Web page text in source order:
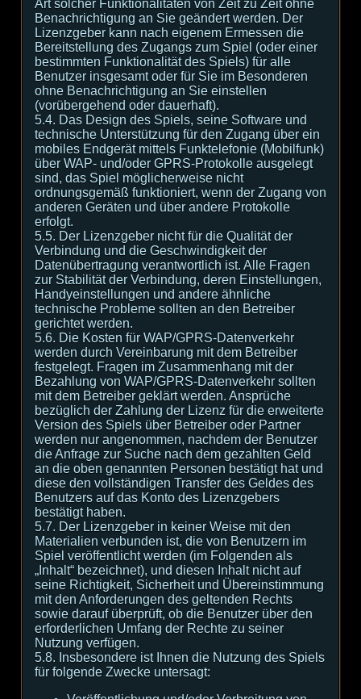
Art solcher Funktionalitäten von Zeit zu Zeit ohne
Benachrichtigung an Sie geändert werden. Der
Lizenzgeber kann nach eigenem Ermessen die
Bereitstellung des Zugangs zum Spiel (oder einer
bestimmten Funktionalität des Spiels) für alle
Benutzer insgesamt oder für Sie im Besonderen
ohne Benachrichtigung an Sie einstellen
(vorübergehend oder dauerhaft).
5.4. Das Design des Spiels, seine Software und
technische Unterstützung für den Zugang über ein
mobiles Endgerät mittels Funktelefonie (Mobilfunk)
über WAP- und/oder GPRS-Protokolle ausgelegt
sind, das Spiel möglicherweise nicht
ordnungsgemäß funktioniert, wenn der Zugang von
anderen Geräten und über andere Protokolle
erfolgt.
5.5. Der Lizenzgeber nicht für die Qualität der
Verbindung und die Geschwindigkeit der
Datenübertragung verantwortlich ist. Alle Fragen
zur Stabilität der Verbindung, deren Einstellungen,
Handyeinstellungen und andere ähnliche
technische Probleme sollten an den Betreiber
gerichtet werden.
5.6. Die Kosten für WAP/GPRS-Datenverkehr
werden durch Vereinbarung mit dem Betreiber
festgelegt. Fragen im Zusammenhang mit der
Bezahlung von WAP/GPRS-Datenverkehr sollten
mit dem Betreiber geklärt werden. Ansprüche
bezüglich der Zahlung der Lizenz für die erweiterte
Version des Spiels über Betreiber oder Partner
werden nur angenommen, nachdem der Benutzer
die Anfrage zur Suche nach dem gezahlten Geld
an die oben genannten Personen bestätigt hat und
diese den vollständigen Transfer des Geldes des
Benutzers auf das Konto des Lizenzgebers
bestätigt haben.
5.7. Der Lizenzgeber in keiner Weise mit den
Materialien verbunden ist, die von Benutzern im
Spiel veröffentlicht werden (im Folgenden als
„Inhalt“ bezeichnet), und diesen Inhalt nicht auf
seine Richtigkeit, Sicherheit und Übereinstimmung
mit den Anforderungen des geltenden Rechts
sowie darauf überprüft, ob die Benutzer über den
erforderlichen Umfang der Rechte zu seiner
Nutzung verfügen.
5.8. Insbesondere ist Ihnen die Nutzung des Spiels
für folgende Zwecke untersagt: